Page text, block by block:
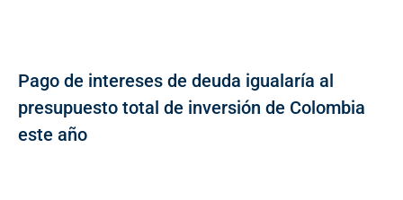
Pago de intereses de deuda igualaría al
presupuesto total de inversión de Colombia
este año